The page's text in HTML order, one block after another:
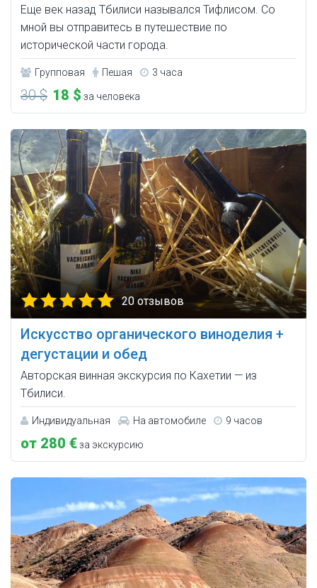
Еще век назад Тбилиси назывался Тифлисом. Со
мной вы отправитесь в путешествие по
исторической части города.
Групповая Пешая 3 часа
30 $ 18 $ за человека
20 отзывов
Искусство органического виноделия +
дегустации и обед
Авторская винная экскурсия по Кахетии — из
Тбилиси.
Индивидуальная На автомобиле 9 часов
от 280 €за экскурсию